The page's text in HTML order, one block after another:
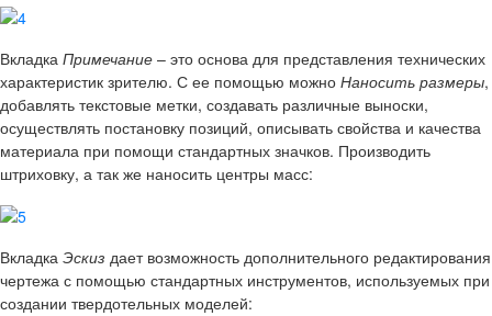
Вкладка Примечание – это основа для представления технических
характеристик зрителю. С ее помощью можно Наносить размеры,
добавлять текстовые метки, создавать различные выноски,
осуществлять постановку позиций, описывать свойства и качества
материала при помощи стандартных значков. Производить
штриховку, а так же наносить центры масс:
Вкладка Эскиз дает возможность дополнительного редактирования
чертежа с помощью стандартных инструментов, используемых при
создании твердотельных моделей: